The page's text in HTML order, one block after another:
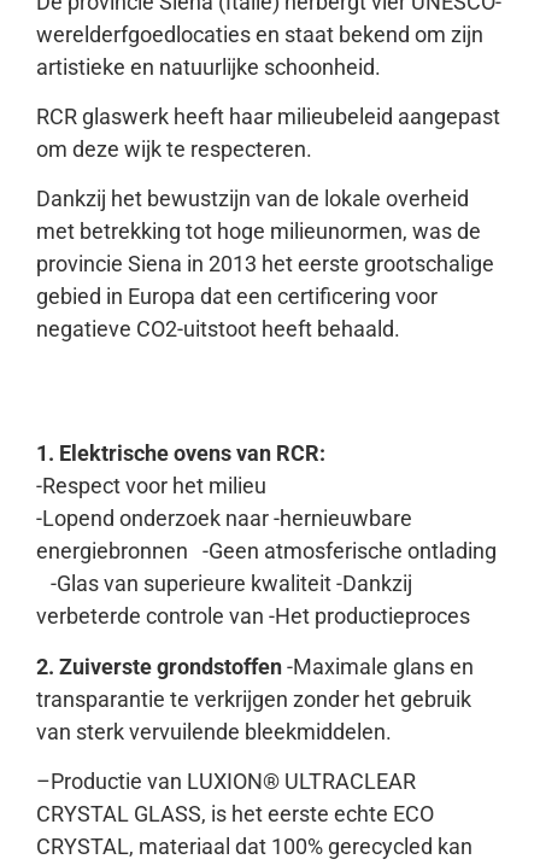
werelderfgoedlocaties en staat bekend om zijn
artistieke en natuurlijke schoonheid.
RCR glaswerk heeft haar milieubeleid aangepast
om deze wijk te respecteren.
Dankzij het bewustzijn van de lokale overheid
met betrekking tot hoge milieunormen, was de
provincie Siena in 2013 het eerste grootschalige
gebied in Europa dat een certificering voor
negatieve CO2-uitstoot heeft behaald.
1. Elektrische ovens van RCR:
-Respect voor het milieu
-Lopend onderzoek naar -hernieuwbare
energiebronnen -Geen atmosferische ontlading
-Glas van superieure kwaliteit -Dankzij
verbeterde controle van -Het productieproces
2. Zuiverste grondstoffen-Maximale glans en
transparantie te verkrijgen zonder het gebruik
van sterk vervuilende bleekmiddelen.
–Productie van LUXION® ULTRACLEAR
CRYSTAL GLASS, is het eerste echte ECO
CRYSTAL, materiaal dat 100% gerecycled kan